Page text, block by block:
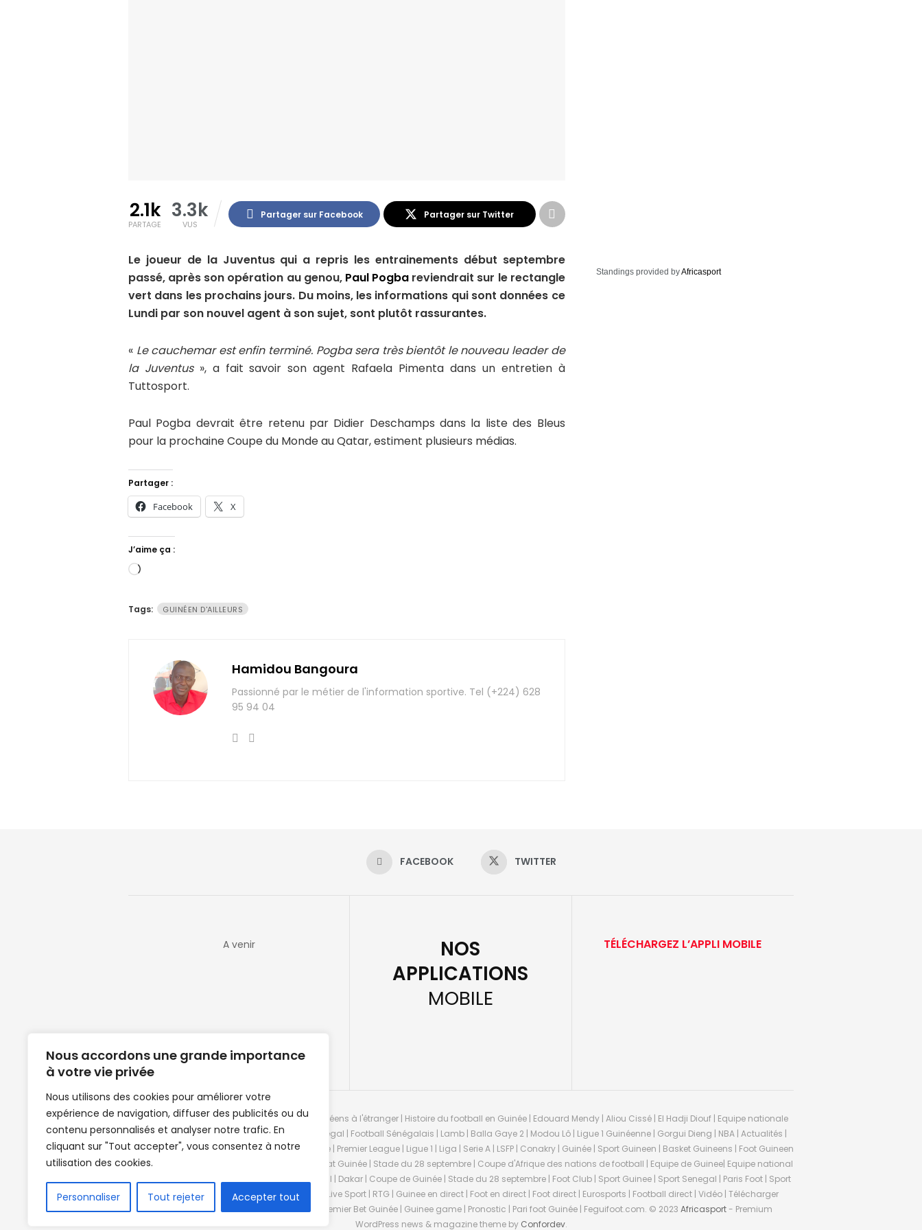
Nous accordons une grande importance
à votre vie privée
Nous utilisons des cookies pour améliorer votre
expérience de navigation, diffuser des publicités ou du
contenu personnalisés et analyser notre trafic. En
cliquant sur "Tout accepter", vous consentez à notre
utilisation des cookies.
Personnaliser Tout rejeter Accepter tout
2.1k
PARTAGE
3.3k
VUS
Partager sur Facebook Partager sur Twitter
Le joueur de la Juventus qui a repris les entrainements début septembre
passé, après son opération au genou, Paul Pogba reviendrait sur le rectangle
vert dans les prochains jours. Du moins, les informations qui sont données ce
Lundi par son nouvel agent à son sujet, sont plutôt rassurantes.
« Le cauchemar est enfin terminé. Pogba sera très bientôt le nouveau leader de
la Juventus», a fait savoir son agent Rafaela Pimenta dans un entretien à
Tuttosport.
Paul Pogba devrait être retenu par Didier Deschamps dans la liste des Bleus
pour la prochaine Coupe du Monde au Qatar, estiment plusieurs médias.
Partager :
Facebook X
J’aime ça :
Chargement…
Tags: GUINÉEN D'AILLEURS
Hamidou Bangoura
Passionné par le métier de l'information sportive. Tel (+224) 628
95 94 04
Standings provided byAfricasport
FACEBOOK TWITTER
A venir
NOS
APPLICATIONS
MOBILE
TÉLÉCHARGEZ L’APPLI MOBILE
Clubs de football en Guinée | Footballeurs guinéens à l'étranger | Histoire du football en Guinée | Edouard Mendy | Aliou Cissé | El Hadji Diouf | Equipe nationale
de Guinée de football | Mercato | Lions du Sénégal | Football Sénégalais | Lamb | Balla Gaye 2 | Modou Lô | Ligue 1 Guinéenne | Gorgui Dieng | NBA | Actualités |
News | Match en direct | But | Actualité au Guinée | Premier League | Ligue 1 | Liga | Serie A | LSFP | Conakry | Guinée | Sport Guineen | Basket Guineens | Foot Guineen
| Handball Guinee | Match Guinee | Championnat Guinée | Stade du 28 septembre | Coupe d'Afrique des nations de football | Equipe de Guinee| Equipe national
de Guinée | Senegal Equipe | Guinée | Le Senegal | Dakar | Coupe de Guinée | Stade du 28 septembre | Foot Club | Sport Guinee | Sport Senegal | Paris Foot | Sport
en direct | Boxe | Sénégal Dakar | La Guinée | Live Sport | RTG | Guinee en direct | Foot en direct | Foot direct | Eurosports | Football direct | Vidéo | Télécharger
Africasport | Clubs de football guinéens | Premier Bet Guinée | Guinee game | Pronostic | Pari foot Guinée | Feguifoot.com. © 2023 Africasport- Premium
WordPress news & magazine theme by Confordev.